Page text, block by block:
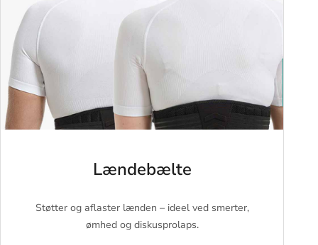
Lændebælte
Støtter og aflaster lænden – ideel ved smerter,
ømhed og diskusprolaps.